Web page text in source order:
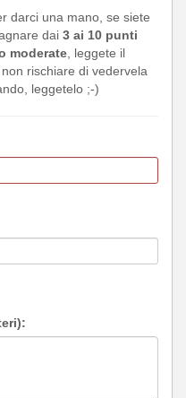
darci una mano, se siete
dai 3 ai 10 punti
moderate, leggete il
rischiare di vedervela
leggetelo ;-)